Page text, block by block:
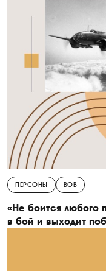
ПЕРСОНЫ ВОВ
«Не боится любого
в бой и выходит